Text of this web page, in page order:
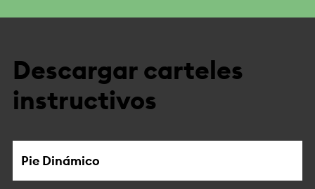
Descargar carteles
instructivos
Pie Dinámico